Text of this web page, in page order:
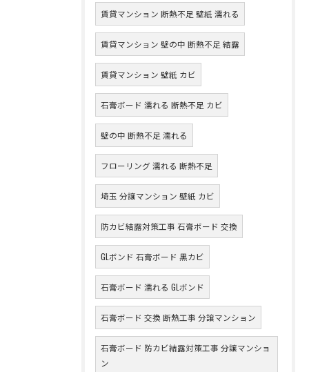
賃貸マンション 断熱不足 壁紙 濡れる
賃貸マンション 壁の中 断熱不足 結露
賃貸マンション 壁紙 カビ
石膏ボード 濡れる 断熱不足 カビ
壁の中 断熱不足 濡れる
フローリング 濡れる 断熱不足
埼玉 分譲マンション 壁紙 カビ
防カビ結露対策工事 石膏ボード 交換
GLボンド 石膏ボード 黒カビ
石膏ボード 濡れる GLボンド
石膏ボード 交換 断熱工事 分譲マンション
石膏ボード 防カビ結露対策工事 分譲マンショ
ン